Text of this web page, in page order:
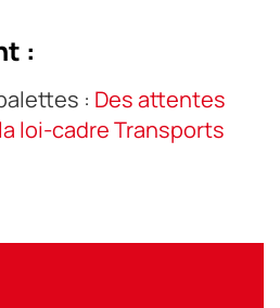
:
: Des attentes
loi-cadre Transports